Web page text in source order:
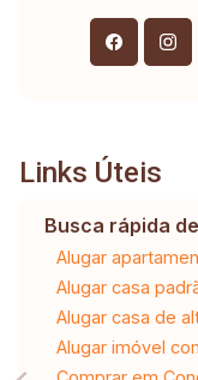
Links Úteis
Busca rápida
Alugar
Alugar casa
Alugar casa de
Alugar imóvel